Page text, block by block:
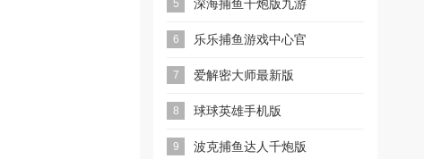
5 深海捕鱼千炮版九游
版
6 乐乐捕鱼游戏中心官
方版
7 爱解密大师最新版
8 球球英雄手机版
9 波克捕鱼达人千炮版